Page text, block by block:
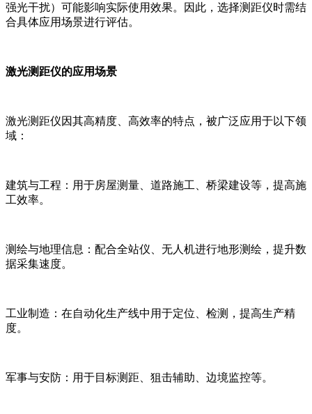
强光干扰）可能影响实际使用效果。因此，选择测距仪时需结
合具体应用场景进行评估。
激光测距仪的应用场景
激光测距仪因其高精度、高效率的特点，被广泛应用于以下领
域：
建筑与工程：用于房屋测量、道路施工、桥梁建设等，提高施
工效率。
测绘与地理信息：配合全站仪、无人机进行地形测绘，提升数
据采集速度。
工业制造：在自动化生产线中用于定位、检测，提高生产精
度。
军事与安防：用于目标测距、狙击辅助、边境监控等。